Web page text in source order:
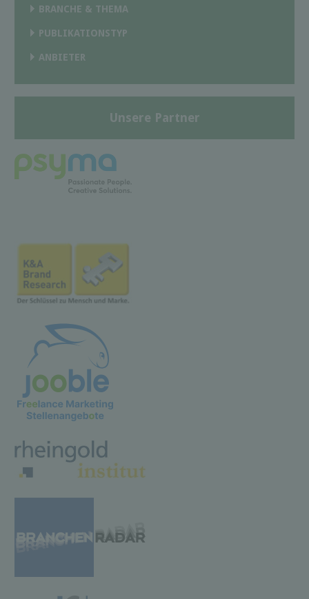
BRANCHE & THEMA
PUBLIKATIONSTYP
ANBIETER
Unsere Partner